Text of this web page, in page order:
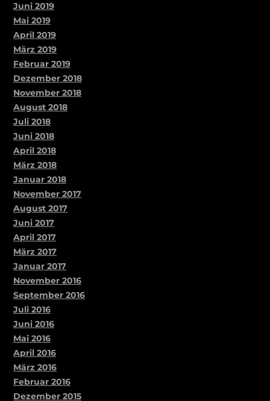
Juni 2019
Mai 2019
April 2019
März 2019
Februar 2019
Dezember 2018
November 2018
August 2018
Juli 2018
Juni 2018
April 2018
März 2018
Januar 2018
November 2017
August 2017
Juni 2017
April 2017
März 2017
Januar 2017
November 2016
September 2016
Juli 2016
Juni 2016
Mai 2016
April 2016
März 2016
Februar 2016
Dezember 2015